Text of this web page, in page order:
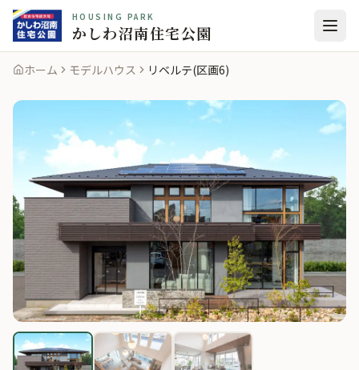
HOUSING PARK
かしわ沼南住宅公園
ホーム モデルハウス リベルテ(区画6)